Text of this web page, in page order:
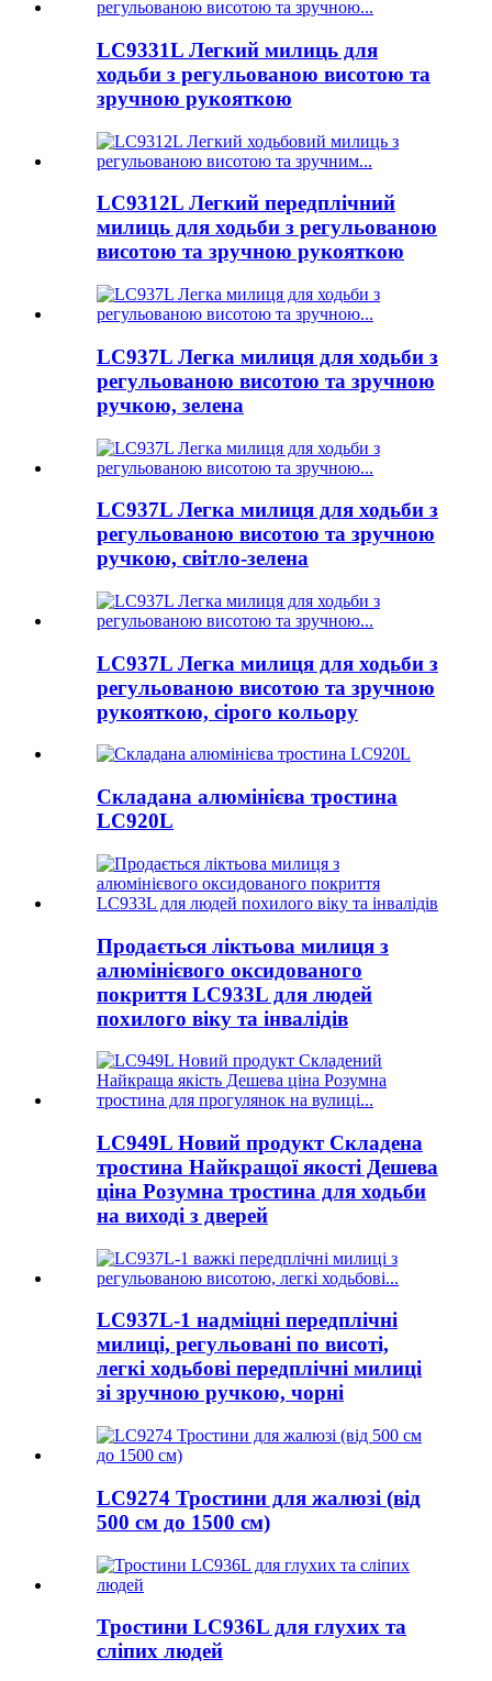
LC9331L Легкий милиць для
ходьби з регульованою висотою та
зручною рукояткою
LC9312L Легкий передплічний
милиць для ходьби з регульованою
висотою та зручною рукояткою
LC937L Легка милиця для ходьби з
регульованою висотою та зручною
ручкою, зелена
LC937L Легка милиця для ходьби з
регульованою висотою та зручною
ручкою, світло-зелена
LC937L Легка милиця для ходьби з
регульованою висотою та зручною
рукояткою, сірого кольору
Складана алюмінієва тростина
LC920L
Продається ліктьова милиця з
алюмінієвого оксидованого
покриття LC933L для людей
похилого віку та інвалідів
LC949L Новий продукт Складена
тростина Найкращої якості Дешева
ціна Розумна тростина для ходьби
на виході з дверей
LC937L-1 надміцні передплічні
милиці, регульовані по висоті,
легкі ходьбові передплічні милиці
зі зручною ручкою, чорні
LC9274 Тростини для жалюзі (від
500 см до 1500 см)
Тростини LC936L для глухих та
сліпих людей